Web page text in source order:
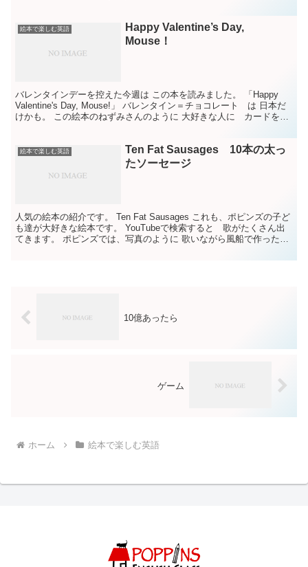
絵本で楽しむ英語
Happy Valentine’s Day,
Mouse！
バレンタインデーを控えた今週は この本を読みました。 「Happy
Valentine's Day, Mouse!」 バレンタイン＝チョコレート は 日本だ
けかも。 この絵本のねずみさんのように 大好きな人に カードを書
絵本で楽しむ英語
Ten Fat Sausages 10本の太っ
たソーセージ
人気の絵本の紹介です。 Ten Fat Sausages これも、ポピンズの子ど
も達が大好きな絵本です。 YouTubeで検索すると 歌がたくさん出
てきます。 ポピンズでは、写真のように 歌いながら風船で作ったソ
10億あったら
ゲーム
ホーム 絵本で楽しむ英語